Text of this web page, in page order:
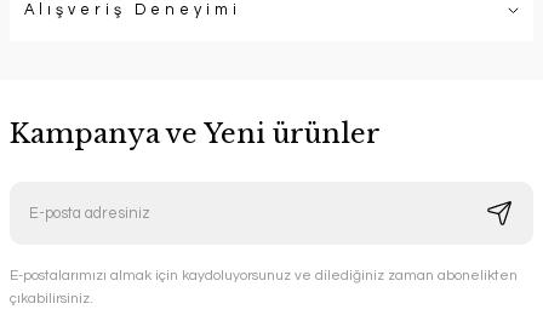
Alışveriş Deneyimi
Kampanya ve Yeni ürünler
E-postalarımızı almak için kaydoluyorsunuz ve dilediğiniz zaman abonelikten
çıkabilirsiniz.